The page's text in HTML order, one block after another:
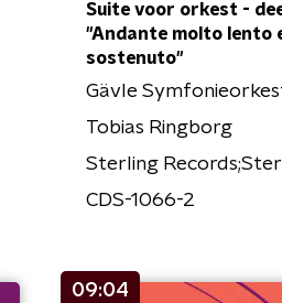
Suite voor orkest -
"Andante molto lento
sostenuto"
Gävle
Tobias Ringborg
Sterling
CDS-1066-2
09:04